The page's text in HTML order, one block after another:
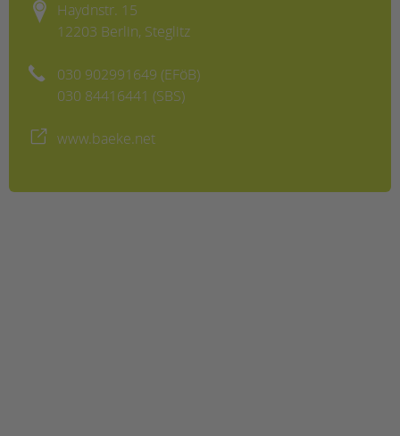
Haydnstr. 15
12203 Berlin, Steglitz
030 902991649 (EFöB)
030 84416441 (SBS)
www.baeke.net